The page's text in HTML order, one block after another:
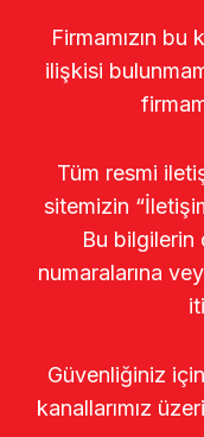
Firmamızın
ilişkisi
Tüm resmi
sitemizin
Bu bilgilerin
numaralarına
Güvenliğiniz
kanallarımız